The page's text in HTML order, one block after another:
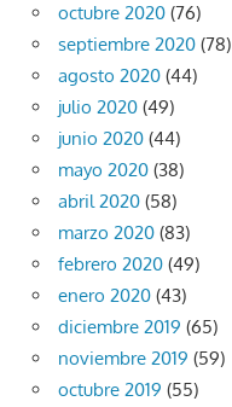
octubre 2020 (76)
septiembre 2020 (78)
agosto 2020 (44)
julio 2020 (49)
junio 2020 (44)
mayo 2020 (38)
abril 2020 (58)
marzo 2020 (83)
febrero 2020 (49)
enero 2020 (43)
diciembre 2019 (65)
noviembre 2019 (59)
octubre 2019 (55)